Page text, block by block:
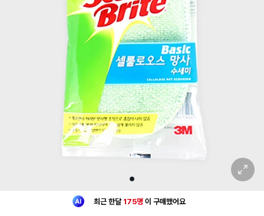
1
확대 보기
최근 한달 175명 이 구매했어요